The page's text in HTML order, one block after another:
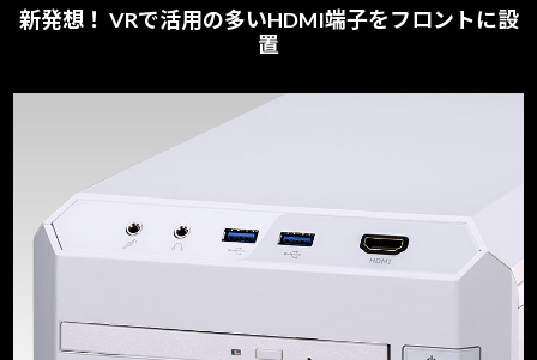
新発想！ VRで活用の多いHDMI端子をフロントに設
置